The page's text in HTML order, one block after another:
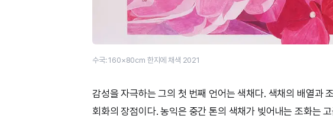
수국: 160×​​80​cm 한지에 채색 2021
감성을 자극하는 그의 첫 번째 언어는 색채다. 색채의 배열과
회화의 장점이다. 농익은 중간 톤의 색채가 빚어내는 조화는